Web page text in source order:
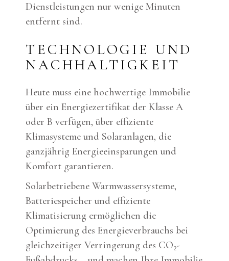
Dienstleistungen nur wenige Minuten
entfernt sind.
TECHNOLOGIE UND
NACHHALTIGKEIT
Heute muss eine hochwertige Immobilie
über ein Energiezertifikat der Klasse A
oder B verfügen, über effiziente
Klimasysteme und Solaranlagen, die
ganzjährig Energieeinsparungen und
Komfort garantieren.
Solarbetriebene Warmwassersysteme,
Batteriespeicher und effiziente
Klimatisierung ermöglichen die
Optimierung des Energieverbrauchs bei
gleichzeitiger Verringerung des CO₂-